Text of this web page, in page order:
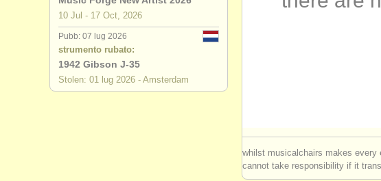
strumenti rubati: archi
whilst musicalchairs makes every
cannot take responsibility if it
10 Jul - 17 Oct, 2026
Pubb: 07 lug 2026
strumento rubato:
1942 Gibson J-35
Stolen: 01 lug 2026 - Amsterdam